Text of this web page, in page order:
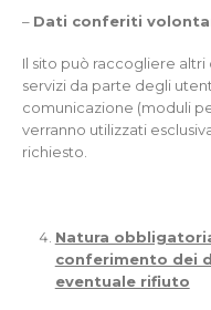
– Dati conferiti
Il sito può raccogliere
servizi da parte degli
comunicazione (moduli
verranno utilizzati
richiesto.
Natura
conferimento dei
eventuale rifiuto